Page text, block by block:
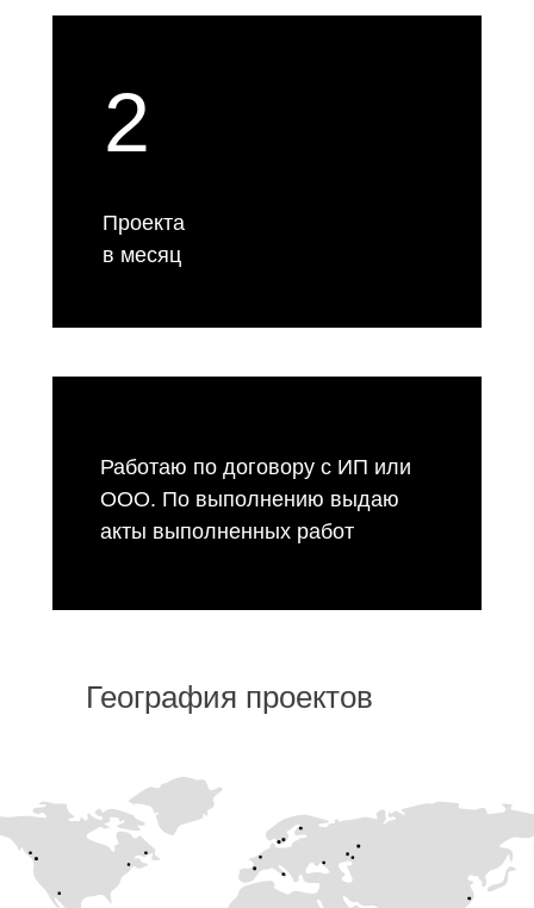
Работаю по договору с ИП или
ООО. По выполнению выдаю
акты выполненных работ
2
Проекта
в месяц
География проектов